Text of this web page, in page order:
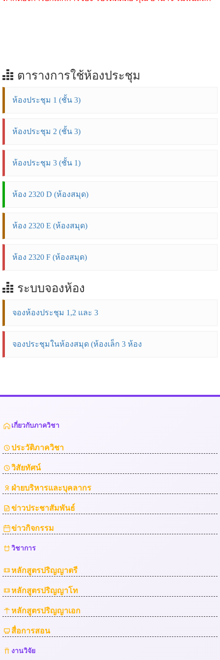
ตารางการใช้ห้องประชุม
ห้องประชุม 1 (ชั้น 3)
ห้องประชุม 2 (ชั้น 3)
ห้องประชุม 3 (ชั้น 1)
ห้อง 2320 D (ห้องสมุด)
ห้อง 2320 E (ห้องสมุด)
ห้อง 2320 F (ห้องสมุด)
ระบบจองห้อง
จองห้องประชุม 1,2 และ 3
จองประชุมในห้องสมุด (ห้องเล็ก 3 ห้อง
เกี่ยวกับภาควิชา
ประวัติภาควิชา
วิสัยทัศน์
ฝ่ายบริหารและบุคลากร
ข่าวประชาสัมพันธ์
ข่าวกิจกรรม
วิชาการ
หลักสูตรปริญญาตรี
หลักสูตรปริญญาโท
หลักสูตรปริญญาเอก
สื่อการสอน
งานวิจัย